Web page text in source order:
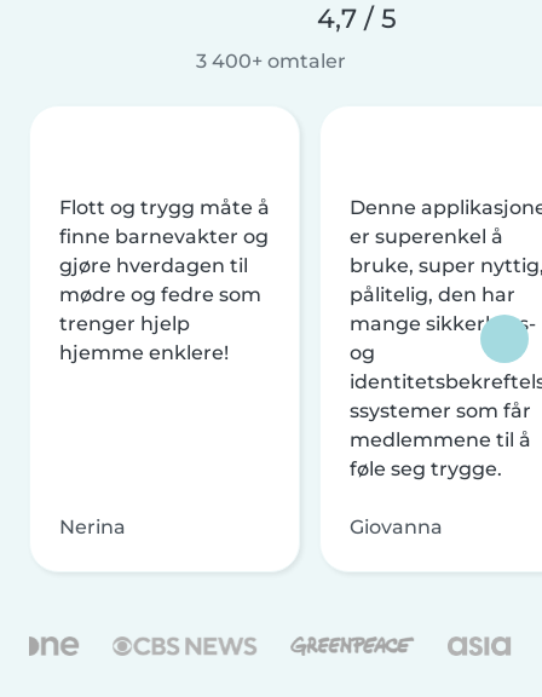
4,7 / 5
3 400+ omtaler
Flott og trygg måte å
finne barnevakter og
gjøre hverdagen til
mødre og fedre som
trenger hjelp
hjemme enklere!
Nerina
Denne
er superenkel å
bruke, super
pålitelig, den har
mange sikkerhets-
og
ssystemer som får
medlemmene til å
føle seg trygge.
Giovanna